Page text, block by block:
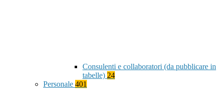
Consulenti e collaboratori (da pubblicare in
tabelle) 24
Personale 401